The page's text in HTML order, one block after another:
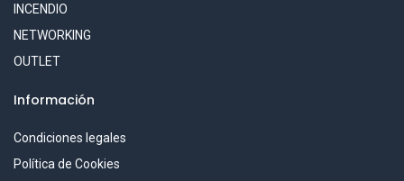
INCENDIO
NETWORKING
OUTLET
Información
Condiciones legales
Política de Cookies